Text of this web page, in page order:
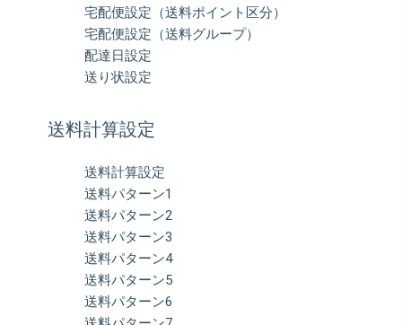
宅配便設定（送料ポイント区分）
宅配便設定（送料グループ）
配達日設定
送り状設定
送料計算設定
送料計算設定
送料パターン1
送料パターン2
送料パターン3
送料パターン4
送料パターン5
送料パターン6